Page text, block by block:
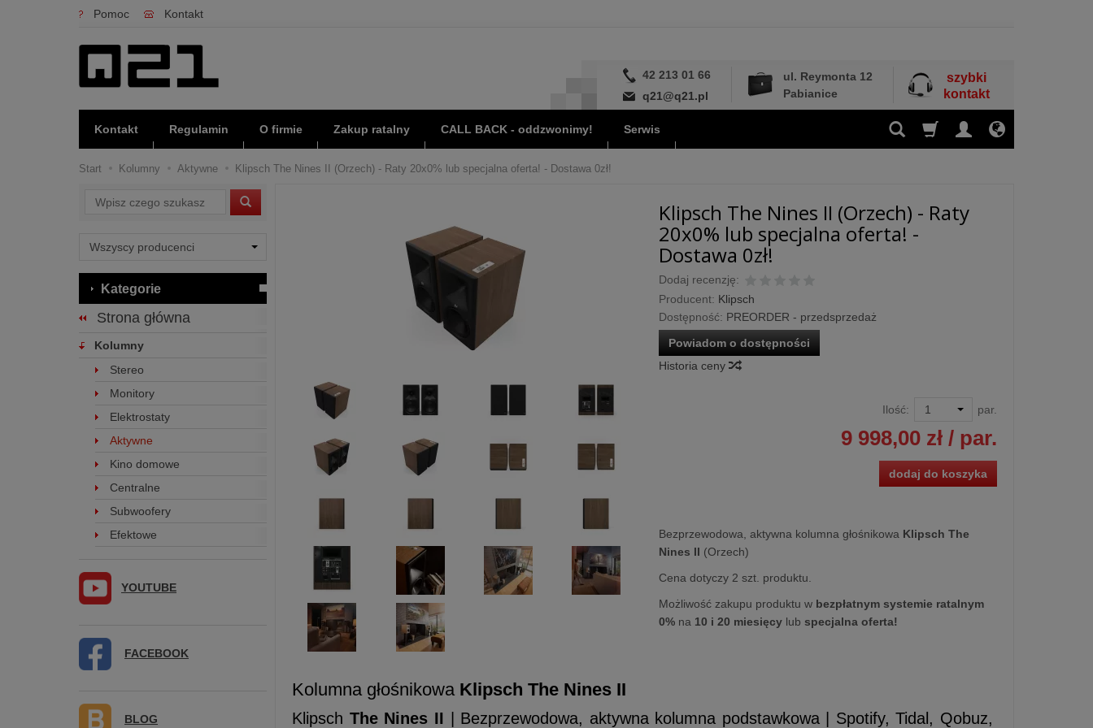
Pomoc Kontakt
42 213 01 66
q21@q21.pl
ul. Reymonta 12
Pabianice
szybki
kontakt
Kontakt Regulamin O firmie Zakup ratalny CALL BACK - oddzwonimy! Serwis
Start Kolumny Aktywne Klipsch The Nines II (Orzech) - Raty 20x0% lub specjalna oferta! - Dostawa 0zł!
Klipsch The Nines II (Orzech) - Raty
20x0% lub specjalna oferta! -
Dostawa 0zł!
Dodaj recenzję:
Producent: Klipsch
Dostępność: PREORDER - przedsprzedaż
Powiadom o dostępności
Historia ceny
Ilość: par.
9 998,00 zł/ par.
dodaj do koszyka
Bezprzewodowa, aktywna kolumna głośnikowa Klipsch The
Nines II (Orzech)
Cena dotyczy 2 szt. produktu.
Możliwość zakupu produktu w bezpłatnym systemie ratalnym
0%na 10 i 20 miesięcylub specjalna oferta!
Kolumna głośnikowa Klipsch The Nines II
Klipsch The Nines II | Bezprzewodowa, aktywna kolumna podstawkowa | Spotify, Tidal, Qobuz,
Wyszukaj
Kategorie
Strona główna
Kolumny
Stereo
Monitory
Elektrostaty
Aktywne
Kino domowe
Centralne
Subwoofery
Efektowe
YOUTUBE
FACEBOOK
BLOG